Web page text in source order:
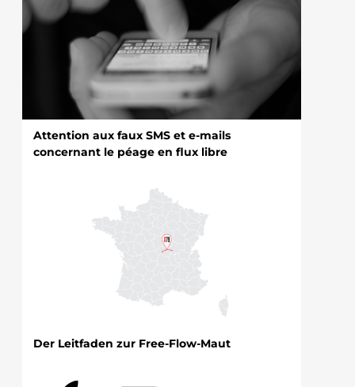
Attention aux faux SMS et e-mails
concernant le péage en flux libre
Der Leitfaden zur Free-Flow-Maut